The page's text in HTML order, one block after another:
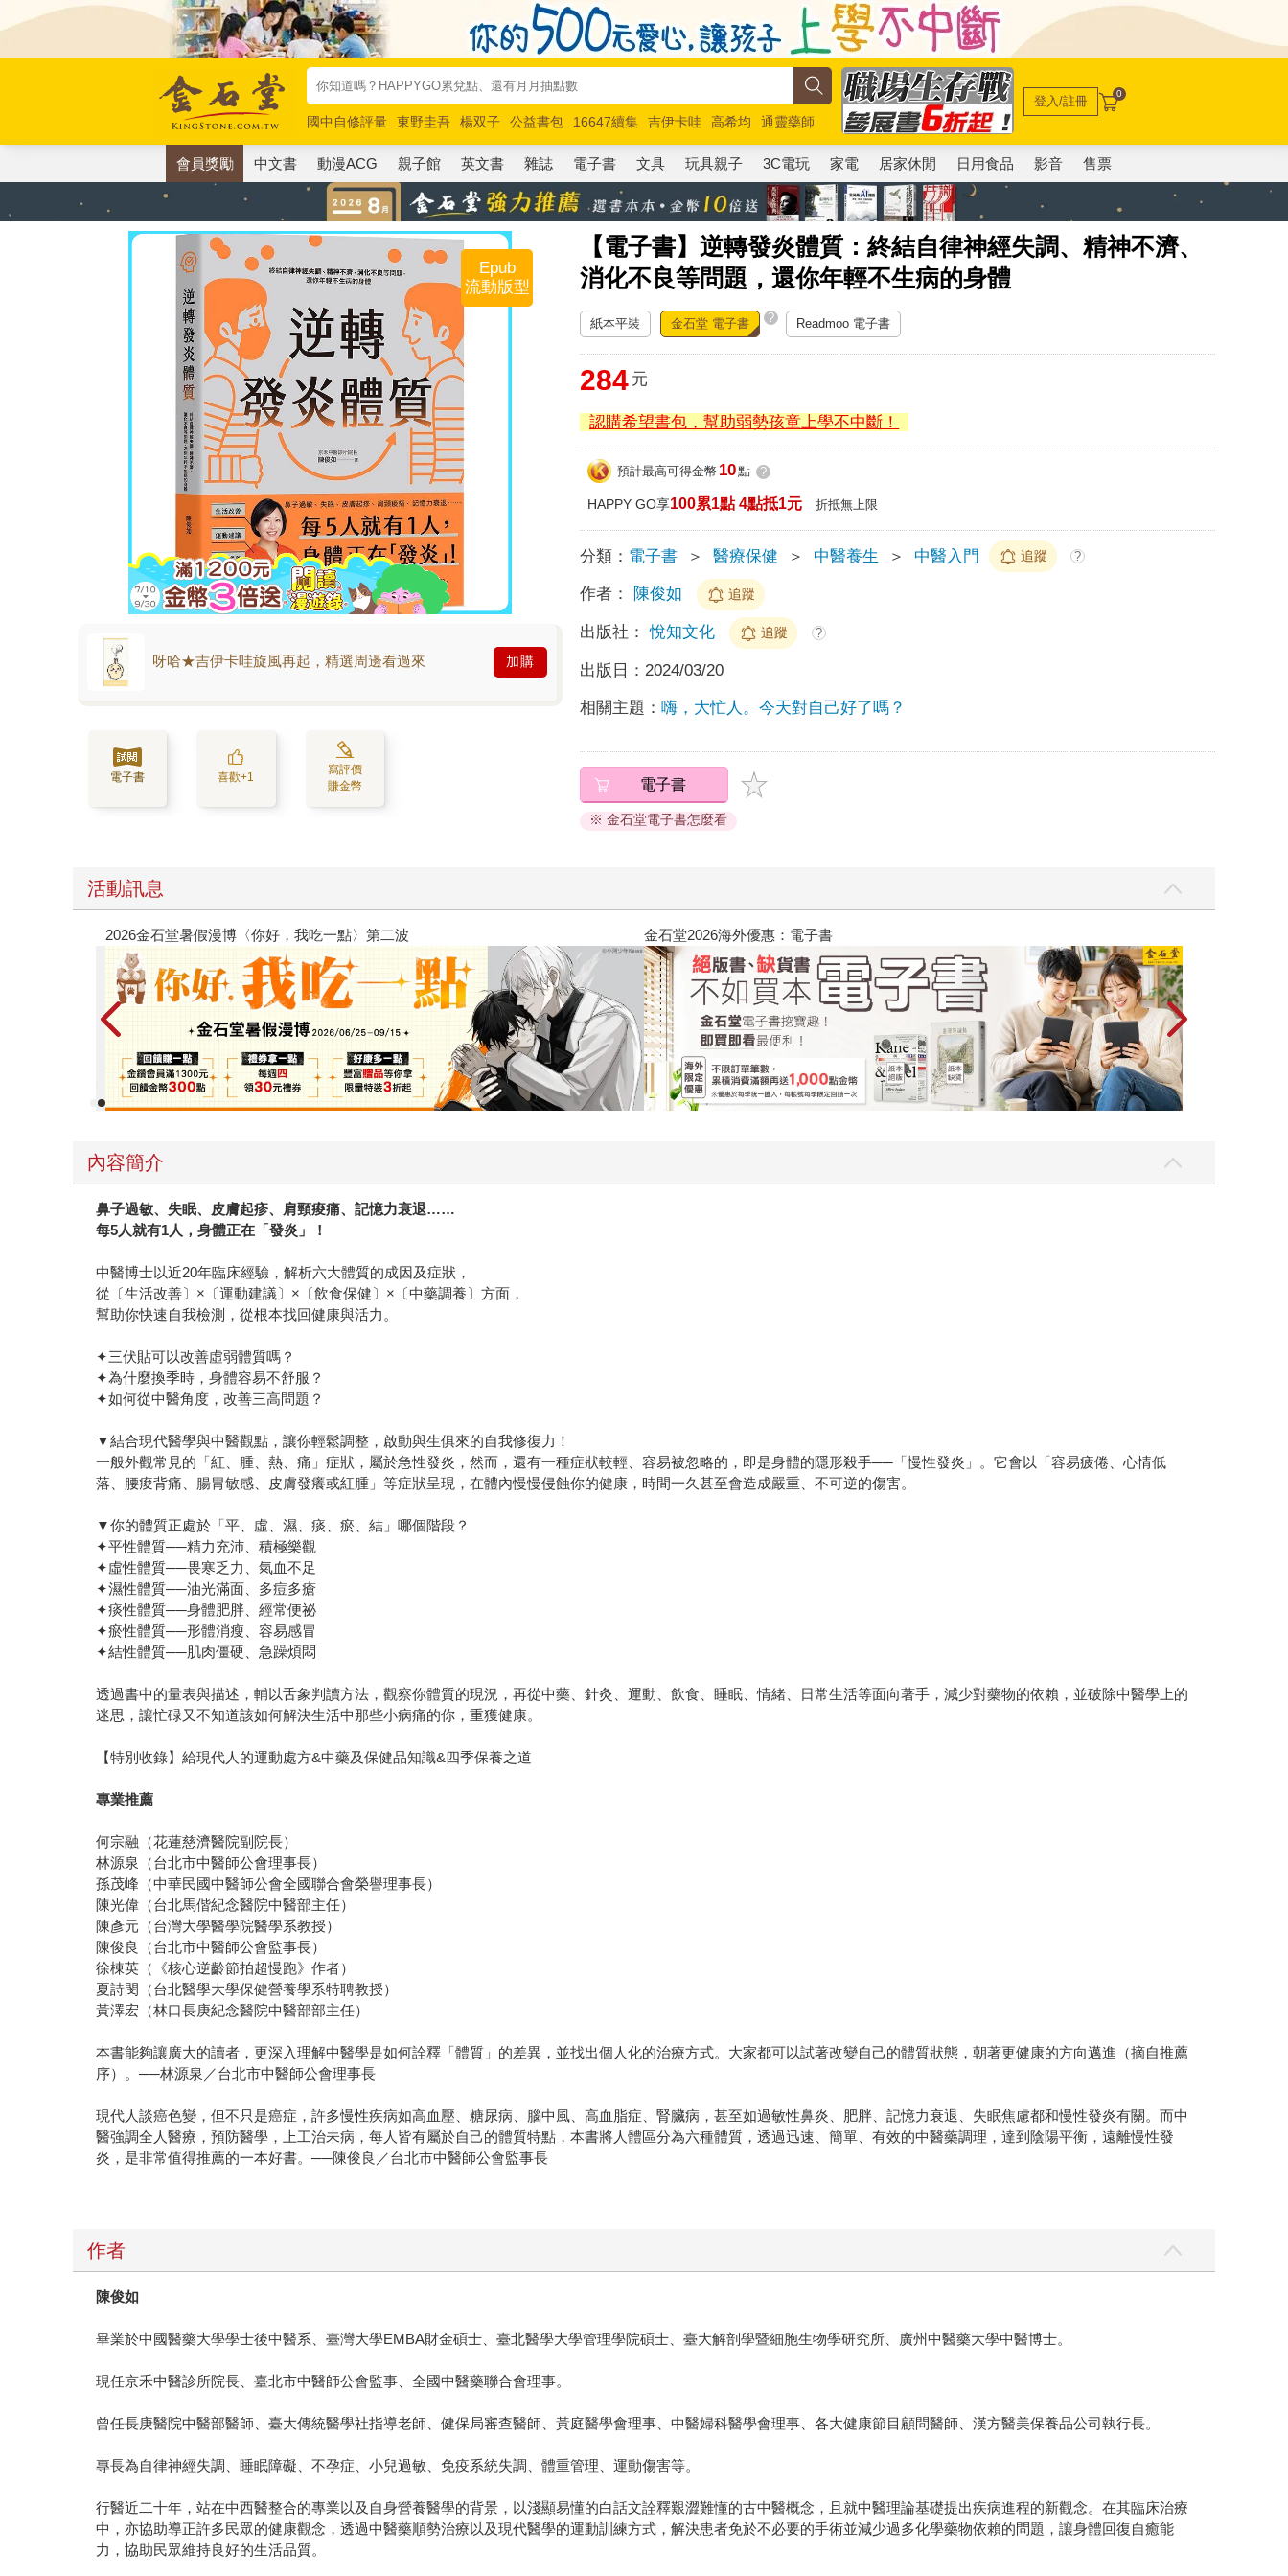
國中自修評量 東野圭吾 楊双子 公益書包 16647續集 吉伊卡哇 高希均
通靈藥師
唯紅花綻放
奧德賽 路邊攤新作 馬斯克 玩具總動員5 超慢跑
登入/註冊 0
會員獎勵 中文書 動漫ACG 親子館 英文書 雜誌 電子書 文具 玩具親子 3C電玩 家電 居家休閒 日用食品 影音 售票
【電子書】逆轉發炎體質：終結自律神經失調、精神不濟、
消化不良等問題，還你年輕不生病的身體
Epub
流動版型
呀哈★吉伊卡哇旋風再起，精選周邊看過來 加購
電子書 喜歡+1
寫評價
賺金幣
紙本平裝 金石堂 電子書 ? Readmoo 電子書
284 元
認購希望書包，幫助弱勢孩童上學不中斷！
預計最高可得金幣 10點 ?
HAPPY GO享100累1點 4點抵1元 折抵無上限
分類： 電子書 ＞ 醫療保健 ＞ 中醫養生 ＞ 中醫入門 追蹤 ?
作者： 陳俊如 追蹤
出版社： 悅知文化 追蹤 ?
出版日： 2024/03/20
相關主題：嗨，大忙人。今天對自己好了嗎？
電子書
※ 金石堂電子書怎麼看
活動訊息
【父親節禮物展】5折起，滿888送88點金幣 春光ｘ奇幻基地｜全書系展
內容簡介
鼻子過敏、失眠、皮膚起疹、肩頸痠痛、記憶力衰退……
每5人就有1人，身體正在「發炎」！
中醫博士以近20年臨床經驗，解析六大體質的成因及症狀，
從〔生活改善〕×〔運動建議〕×〔飲食保健〕×〔中藥調養〕方面，
幫助你快速自我檢測，從根本找回健康與活力。
✦三伏貼可以改善虛弱體質嗎？
✦為什麼換季時，身體容易不舒服？
✦如何從中醫角度，改善三高問題？
▼結合現代醫學與中醫觀點，讓你輕鬆調整，啟動與生俱來的自我修復力！
一般外觀常見的「紅、腫、熱、痛」症狀，屬於急性發炎，然而，還有一種症狀較輕、容易被忽略的，即是身體的隱形殺手──「慢性發炎」。它會以「容易疲倦、心情低
落、腰痠背痛、腸胃敏感、皮膚發癢或紅腫」等症狀呈現，在體內慢慢侵蝕你的健康，時間一久甚至會造成嚴重、不可逆的傷害。
▼你的體質正處於「平、虛、濕、痰、瘀、結」哪個階段？
✦平性體質──精力充沛、積極樂觀
✦虛性體質──畏寒乏力、氣血不足
✦濕性體質──油光滿面、多痘多瘡
✦痰性體質──身體肥胖、經常便祕
✦瘀性體質──形體消瘦、容易感冒
✦結性體質──肌肉僵硬、急躁煩悶
透過書中的量表與描述，輔以舌象判讀方法，觀察你體質的現況，再從中藥、針灸、運動、飲食、睡眠、情緒、日常生活等面向著手，減少對藥物的依賴，並破除中醫學上的
迷思，讓忙碌又不知道該如何解決生活中那些小病痛的你，重獲健康。
【特別收錄】給現代人的運動處方&中藥及保健品知識&四季保養之道
專業推薦
何宗融（花蓮慈濟醫院副院長）
林源泉（台北市中醫師公會理事長）
孫茂峰（中華民國中醫師公會全國聯合會榮譽理事長）
陳光偉（台北馬偕紀念醫院中醫部主任）
陳彥元（台灣大學醫學院醫學系教授）
陳俊良（台北市中醫師公會監事長）
徐棟英（《核心逆齡節拍超慢跑》作者）
夏詩閔（台北醫學大學保健營養學系特聘教授）
黃澤宏（林口長庚紀念醫院中醫部部主任）
本書能夠讓廣大的讀者，更深入理解中醫學是如何詮釋「體質」的差異，並找出個人化的治療方式。大家都可以試著改變自己的體質狀態，朝著更健康的方向邁進（摘自推薦
序）。──林源泉／台北市中醫師公會理事長
現代人談癌色變，但不只是癌症，許多慢性疾病如高血壓、糖尿病、腦中風、高血脂症、腎臟病，甚至如過敏性鼻炎、肥胖、記憶力衰退、失眠焦慮都和慢性發炎有關。而中
醫強調全人醫療，預防醫學，上工治未病，每人皆有屬於自己的體質特點，本書將人體區分為六種體質，透過迅速、簡單、有效的中醫藥調理，達到陰陽平衡，遠離慢性發
炎，是非常值得推薦的一本好書。──陳俊良／台北市中醫師公會監事長
作者
陳俊如
畢業於中國醫藥大學學士後中醫系、臺灣大學EMBA財金碩士、臺北醫學大學管理學院碩士、臺大解剖學暨細胞生物學研究所、廣州中醫藥大學中醫博士。
現任京禾中醫診所院長、臺北市中醫師公會監事、全國中醫藥聯合會理事。
曾任長庚醫院中醫部醫師、臺大傳統醫學社指導老師、健保局審查醫師、黃庭醫學會理事、中醫婦科醫學會理事、各大健康節目顧問醫師、漢方醫美保養品公司執行長。
專長為自律神經失調、睡眠障礙、不孕症、小兒過敏、免疫系統失調、體重管理、運動傷害等。
行醫近二十年，站在中西醫整合的專業以及自身營養醫學的背景，以淺顯易懂的白話文詮釋艱澀難懂的古中醫概念，且就中醫理論基礎提出疾病進程的新觀念。在其臨床治療
中，亦協助導正許多民眾的健康觀念，透過中醫藥順勢治療以及現代醫學的運動訓練方式，解決患者免於不必要的手術並減少過多化學藥物依賴的問題，讓身體回復自癒能
力，協助民眾維持良好的生活品質。